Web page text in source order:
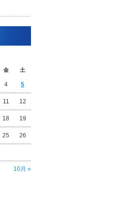
金 土
10月 »
4 5
11 12
18 19
25 26